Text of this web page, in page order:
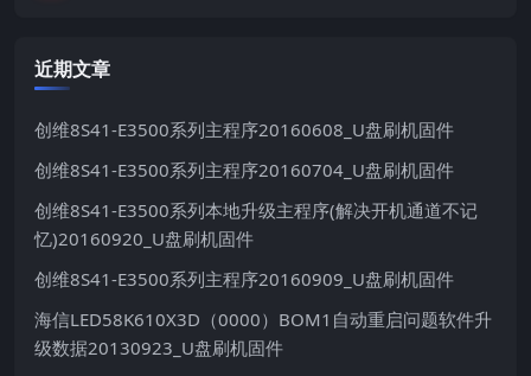
近期文章
创维8S41-E3500系列主程序20160608_U盘刷机固件
创维8S41-E3500系列主程序20160704_U盘刷机固件
创维8S41-E3500系列本地升级主程序(解决开机通道不记
忆)20160920_U盘刷机固件
创维8S41-E3500系列主程序20160909_U盘刷机固件
海信LED58K610X3D（0000）BOM1自动重启问题软件升
级数据20130923_U盘刷机固件